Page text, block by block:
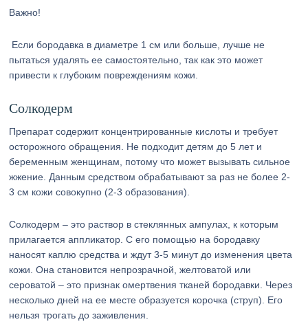
Важно!
Если бородавка в диаметре 1 см или больше, лучше не
пытаться удалять ее самостоятельно, так как это может
привести к глубоким повреждениям кожи.
Солкодерм
Препарат содержит концентрированные кислоты и требует
осторожного обращения. Не подходит детям до 5 лет и
беременным женщинам, потому что может вызывать сильное
жжение. Данным средством обрабатывают за раз не более 2-
3 см кожи совокупно (2-3 образования).
Солкодерм – это раствор в стеклянных ампулах, к которым
прилагается аппликатор. С его помощью на бородавку
наносят каплю средства и ждут 3-5 минут до изменения цвета
кожи. Она становится непрозрачной, желтоватой или
сероватой – это признак омертвения тканей бородавки. Через
несколько дней на ее месте образуется корочка (струп). Его
нельзя трогать до заживления.